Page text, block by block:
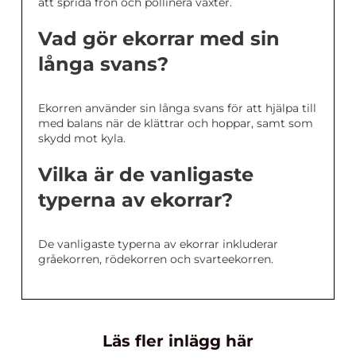
Vad gör ekorrar med sin
långa svans?
Ekorren använder sin långa svans för att hjälpa till
med balans när de klättrar och hoppar, samt som
skydd mot kyla.
Vilka är de vanligaste
typerna av ekorrar?
De vanligaste typerna av ekorrar inkluderar
gråekorren, rödekorren och svarteekorren.
Läs fler inlägg här